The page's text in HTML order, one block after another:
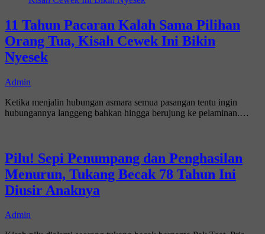
11 Tahun Pacaran Kalah Sama Pilihan
Orang Tua, Kisah Cewek Ini Bikin
Nyesek
Admin
Ketika menjalin hubungan asmara semua pasangan tentu ingin
hubungannya langgeng bahkan hingga berujung ke pelaminan.…
Pilu! Sepi Penumpang dan Penghasilan
Menurun, Tukang Becak 78 Tahun Ini
Diusir Anaknya
Admin